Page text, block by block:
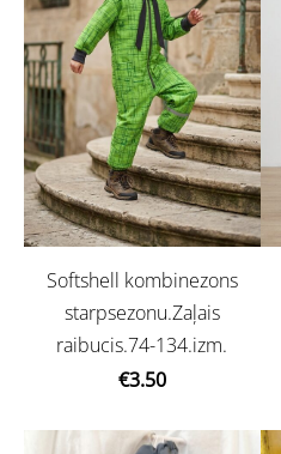
Softshell kombinezons
starpsezonu.Zaļais
raibucis.74-134.izm.
€3.50